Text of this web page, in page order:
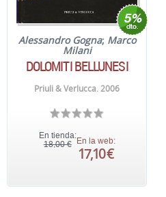
Alessandro Gogna; Marco
Milani
DOLOMITI BELLUNESI
Priuli & Verlucca. 2006
En tienda:
18,00 € En la web:
17,10 €